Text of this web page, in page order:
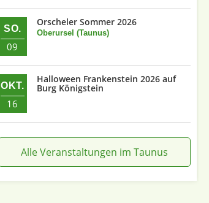
SO.
09
Orscheler Sommer 2026
Oberursel (Taunus)
OKT.
16
Halloween Frankenstein 2026 auf
Burg Königstein
Alle Veranstaltungen im Taunus